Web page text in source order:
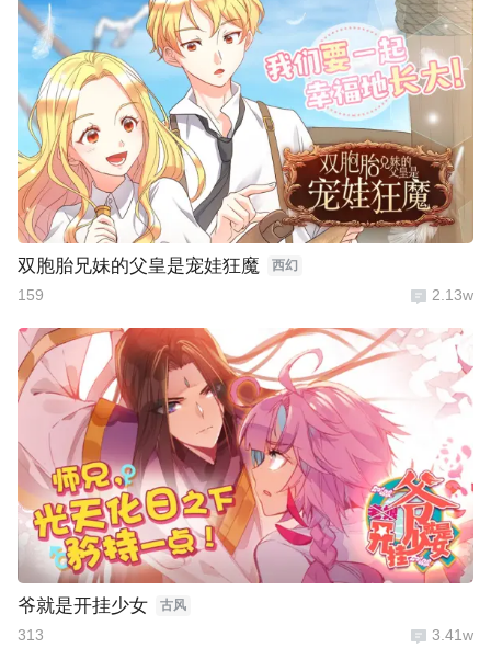
双胞胎兄妹的父皇是宠娃狂魔 西幻
159 2.13w
爷就是开挂少女 古风
313 3.41w